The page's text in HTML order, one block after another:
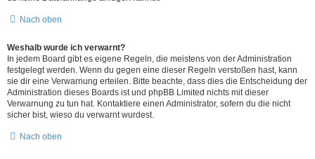
Nach oben
Weshalb wurde ich verwarnt?
In jedem Board gibt es eigene Regeln, die meistens von der Administration
festgelegt werden. Wenn du gegen eine dieser Regeln verstoßen hast, kann
sie dir eine Verwarnung erteilen. Bitte beachte, dass dies die Entscheidung der
Administration dieses Boards ist und phpBB Limited nichts mit dieser
Verwarnung zu tun hat. Kontaktiere einen Administrator, sofern du die nicht
sicher bist, wieso du verwarnt wurdest.
Nach oben